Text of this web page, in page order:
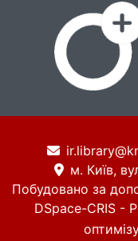
м. Київ,
Побудовано за
DSpace-CRIS -